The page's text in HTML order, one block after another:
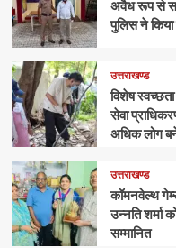
अवैध रूप से
पुलिस ने किया
उत्तराखण्ड
विशेष
सेवा
अधिक लोग
उत्तराखण्ड
कॉमनवेल्थ
उन्नति शर्मा
सम्मानित